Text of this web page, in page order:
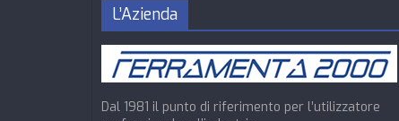
L’Azienda
Dal 1981 il punto di riferimento per l’utilizzatore